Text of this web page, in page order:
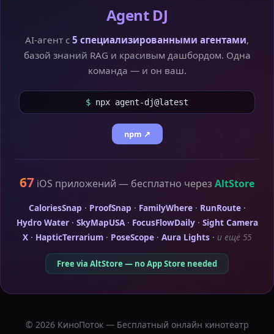
Agent DJ
AI-агент с 5 специализированными агентами,
базой знаний RAG и красивым дашбордом. Одна
команда — и он ваш.
$ npx agent-dj@latest
npm ↗
67 iOS приложений — бесплатно через AltStore
CaloriesSnap · ProofSnap · FamilyWhere· RunRoute·
Hydro Water· SkyMapUSA· FocusFlowDaily· Sight Camera
X · HapticTerrarium · PoseScope · Aura Lights · и ещё 55
Free via AltStore — no App Store needed
© 2026 КиноПоток — Бесплатный онлайн кинотеатр